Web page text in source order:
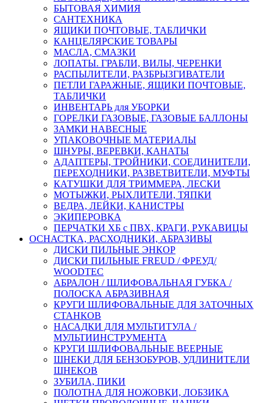
БЫТОВАЯ ХИМИЯ
САНТЕХНИКА
ЯЩИКИ ПОЧТОВЫЕ, ТАБЛИЧКИ
КАНЦЕЛЯРСКИЕ ТОВАРЫ
МАСЛА, СМАЗКИ
ЛОПАТЫ. ГРАБЛИ, ВИЛЫ, ЧЕРЕНКИ
РАСПЫЛИТЕЛИ, РАЗБРЫЗГИВАТЕЛИ
ПЕТЛИ ГАРАЖНЫЕ, ЯЩИКИ ПОЧТОВЫЕ,
ТАБЛИЧКИ
ИНВЕНТАРЬ для УБОРКИ
ГОРЕЛКИ ГАЗОВЫЕ, ГАЗОВЫЕ БАЛЛОНЫ
ЗАМКИ НАВЕСНЫЕ
УПАКОВОЧНЫЕ МАТЕРИАЛЫ
ШНУРЫ, ВЕРЕВКИ, КАНАТЫ
АДАПТЕРЫ, ТРОЙНИКИ, СОЕДИНИТЕЛИ,
ПЕРЕХОДНИКИ, РАЗВЕТВИТЕЛИ, МУФТЫ
КАТУШКИ ДЛЯ ТРИММЕРА, ЛЕСКИ
МОТЫЖКИ, РЫХЛИТЕЛИ, ТЯПКИ
ВЕДРА, ЛЕЙКИ, КАНИСТРЫ
ЭКИПЕРОВКА
ПЕРЧАТКИ ХБ с ПВХ, КРАГИ, РУКАВИЦЫ
ОСНАСТКА, РАСХОДНИКИ, АБРАЗИВЫ
ДИСКИ ПИЛЬНЫЕ ЭНКОР
ДИСКИ ПИЛЬНЫЕ FREUD / ФРЕУД/
WOODTEC
АБРАЛОН / ШЛИФОВАЛЬНАЯ ГУБКА /
ПОЛОСКА АБРАЗИВНАЯ
КРУГИ ШЛИФОВАЛЬНЫЕ ДЛЯ ЗАТОЧНЫХ
СТАНКОВ
НАСАДКИ ДЛЯ МУЛЬТИТУЛА /
МУЛЬТИИНСТРУМЕНТА
КРУГИ ШЛИФОВАЛЬНЫЕ ВЕЕРНЫЕ
ШНЕКИ ДЛЯ БЕНЗОБУРОВ, УДЛИНИТЕЛИ
ШНЕКОВ
ЗУБИЛА, ПИКИ
ПОЛОТНА ДЛЯ НОЖОВКИ, ЛОБЗИКА